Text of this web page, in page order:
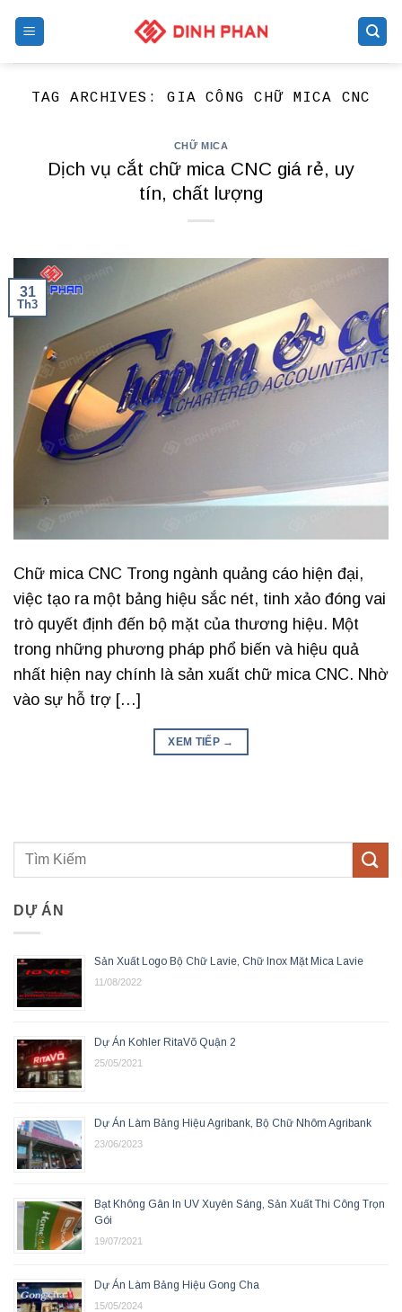
TAG ARCHIVES:GIA CÔNG CHỮ MICA CNC
CHỮ MICA
Dịch vụ cắt chữ mica CNC giá rẻ, uy
tín, chất lượng
31
Th3
Chữ mica CNC Trong ngành quảng cáo hiện đại,
việc tạo ra một bảng hiệu sắc nét, tinh xảo đóng vai
trò quyết định đến bộ mặt của thương hiệu. Một
trong những phương pháp phổ biến và hiệu quả
nhất hiện nay chính là sản xuất chữ mica CNC. Nhờ
vào sự hỗ trợ […]
XEM TIẾP →
DỰ ÁN
Sản Xuất Logo Bộ Chữ Lavie, Chữ Inox Mặt Mica Lavie
11/08/2022
Dự Án Kohler RitaVõ Quận 2
25/05/2021
Dự Án Làm Bảng Hiệu Agribank, Bộ Chữ Nhôm Agribank
23/06/2023
Bạt Không Gân In UV Xuyên Sáng, Sản Xuất Thi Công Trọn
Gói
19/07/2021
Dự Án Làm Bảng Hiệu Gong Cha
15/05/2024